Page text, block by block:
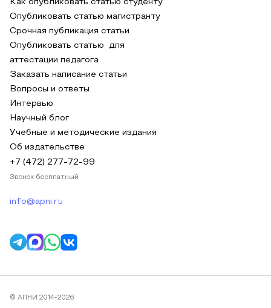
Как опубликовать статью студенту
Опубликовать статью магистранту
Срочная публикация статьи
Опубликовать статью для
аттестации педагога
Заказать написание статьи
Вопросы и ответы
Интервью
Научный блог
Учебные и методические издания
Об издательстве
+7 (472) 277-72-99
Звонок бесплатный
info@apni.ru
© АПНИ 2014-2026